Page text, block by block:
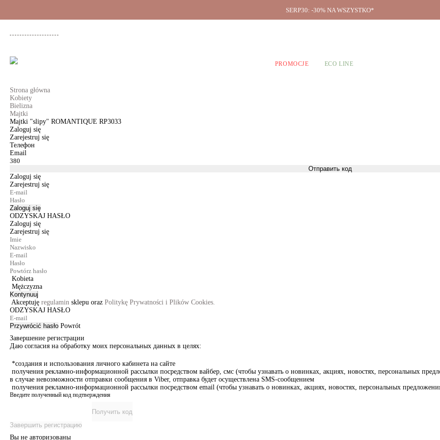
SERP30: -30% NA WSZYSTKO*
PROMOCJE ECO LINE
Strona główna
Kobiety
Bielizna
Majtki
Majtki "slipy" ROMANTIQUE RP3033
Zaloguj się
Zarejestruj się
Телефон
Email
Отправить код
Zaloguj się
Zarejestruj się
Zaloguj się
ODZYSKAJ HASŁO
Zaloguj się
Zarejestruj się
Kobieta
Mężczyzna
Kontynuuj
Akceptuję regulamin sklepu oraz Politykę Prywatności i Plików Cookies.
ODZYSKAJ HASŁO
Przywrócić hasło Powrót
Завершение регистрации
Даю согласия на обработку моих персональных данных в целях:
*создания и использования личного кабинета на сайте
получения рекламно-информационной рассылки посредством вайбер, смс (чтобы узнавать о новинках, акциях, новостях, персональных
в случае невозможности отправки сообщения в Viber, отправка будет осуществлена SMS-сообщением
получения рекламно-информационной рассылки посредством email (чтобы узнавать о новинках, акциях, новостях, персональных
Введите полученный код подтверждения
Получить код
Завершить регистрацию
Вы не авторизованы